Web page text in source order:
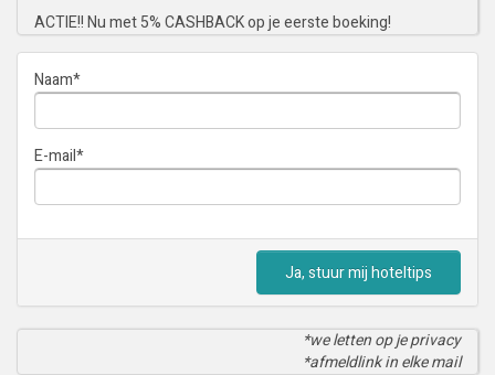
ACTIE!! Nu met 5% CASHBACK op je eerste boeking!
Naam*
E-mail*
Ja, stuur mij hoteltips
*we letten op je privacy
*afmeldlink in elke mail